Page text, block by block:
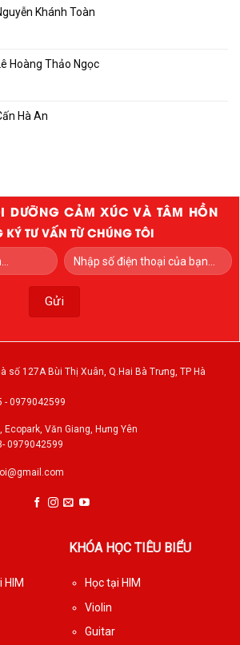
Khánh Toàn
Hoàng Thảo Ngọc
Hà An
DƯỠNG CẢM XÚC VÀ TÂM HỒN
TƯ VẤN TỪ CHÚNG TÔI
số 127A Bùi Thị Xuân, Q.Hai Bà Trưng, TP Hà
- 0979042599
Ecopark, Văn Giang, Hưng Yên
0979042599
HIM
KHÓA HỌC TIÊU BIỂU
Học tại HIM
Violin
Guitar